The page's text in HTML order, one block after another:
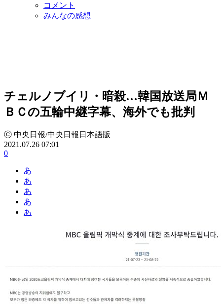
コメント
みんなの感想
チェルノブイリ・暗殺…韓国放送局Ｍ
ＢＣの五輪中継字幕、海外でも批判
ⓒ 中央日報/中央日報日本語版
2021.07.26 07:01
0
あ
あ
あ
あ
あ